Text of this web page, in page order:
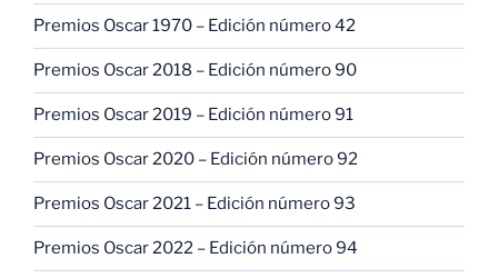
Premios Oscar 1970 – Edición número 42
Premios Oscar 2018 – Edición número 90
Premios Oscar 2019 – Edición número 91
Premios Oscar 2020 – Edición número 92
Premios Oscar 2021 – Edición número 93
Premios Oscar 2022 – Edición número 94